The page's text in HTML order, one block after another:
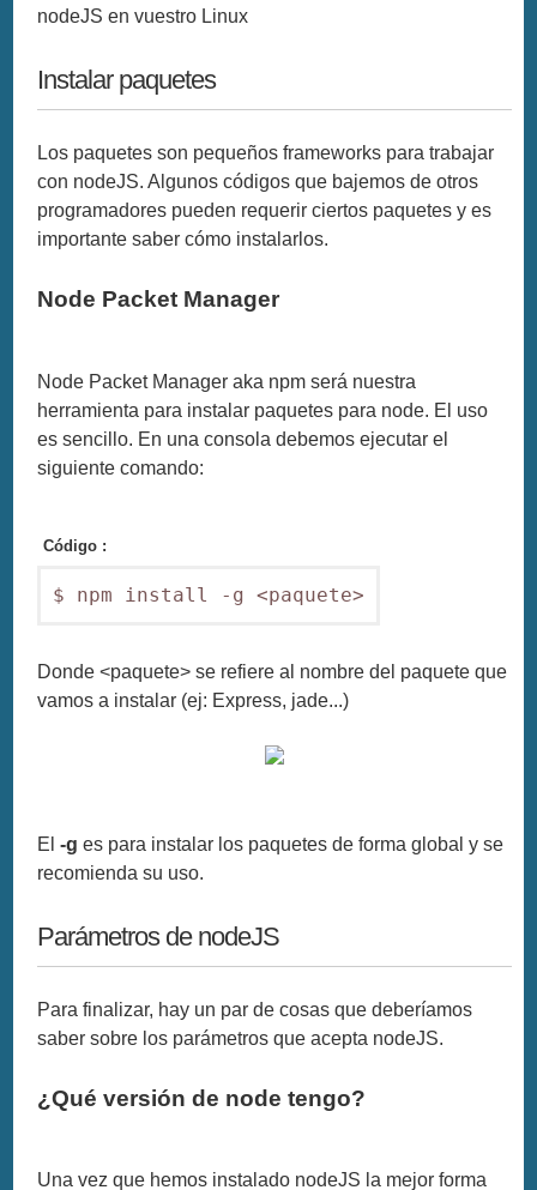
nodeJS en vuestro Linux
Instalar paquetes
Los paquetes son pequeños frameworks para trabajar
con nodeJS. Algunos códigos que bajemos de otros
programadores pueden requerir ciertos paquetes y es
importante saber cómo instalarlos.
Node Packet Manager
Node Packet Manager aka npm será nuestra
herramienta para instalar paquetes para node. El uso
es sencillo. En una consola debemos ejecutar el
siguiente comando:
Código :
$ npm install -g <paquete>
Donde <paquete> se refiere al nombre del paquete que
vamos a instalar (ej: Express, jade...)
El -g es para instalar los paquetes de forma global y se
recomienda su uso.
Parámetros de nodeJS
Para finalizar, hay un par de cosas que deberíamos
saber sobre los parámetros que acepta nodeJS.
¿Qué versión de node tengo?
Una vez que hemos instalado nodeJS la mejor forma